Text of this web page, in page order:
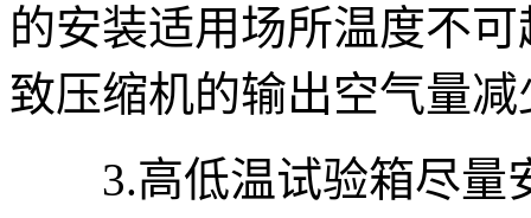
的安装适用场所温度不
致压缩机的输出空气量减
3.高低温试验箱尽量